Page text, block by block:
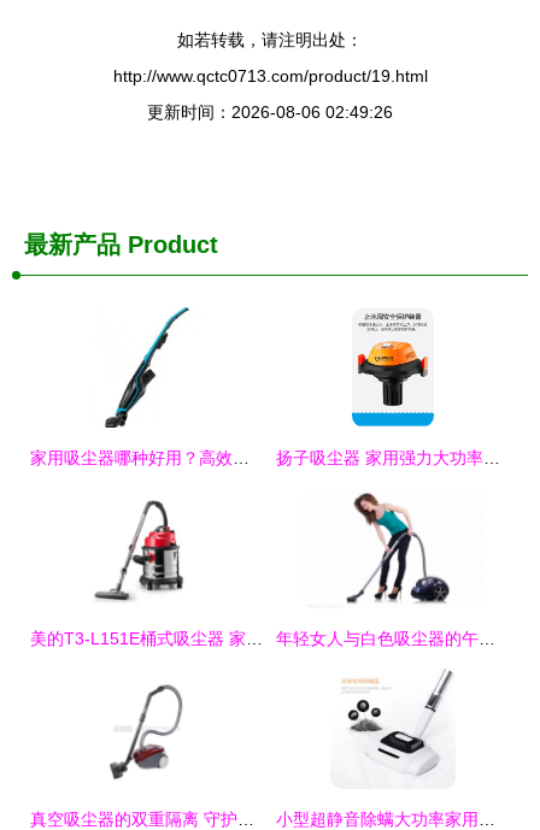
如若转载，请注明出处：
http://www.qctc0713.com/product/19.html
更新时间：2026-08-06 02:49:26
最新产品 Product